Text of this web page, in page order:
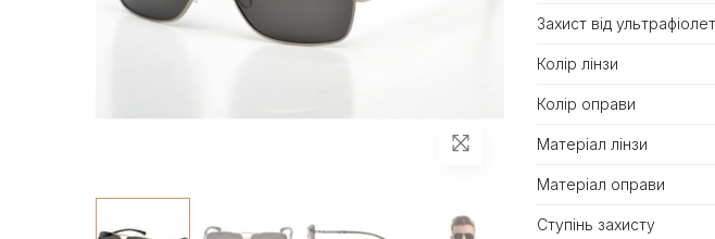
Захист від
Колір лінзи
Колір оправи
Матеріал лінзи
Матеріал оправи
Ступінь захисту